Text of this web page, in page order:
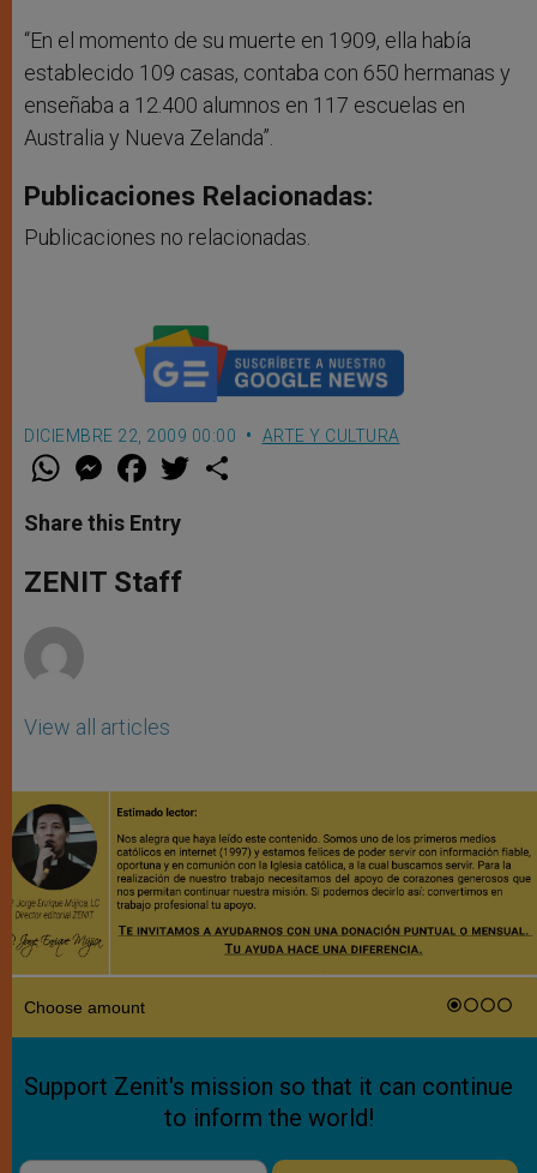
“En el momento de su muerte en 1909, ella había
establecido 109 casas, contaba con 650 hermanas y
enseñaba a 12.400 alumnos en 117 escuelas en
Australia y Nueva Zelanda”.
Publicaciones Relacionadas:
Publicaciones no relacionadas.
DICIEMBRE 22, 2009 00:00 ARTE Y CULTURA
W
t
s
p
p
M
e
s
e
g
e
F
a
e
b
o
k
w
Share this Entry
ZENIT Staff
View all articles